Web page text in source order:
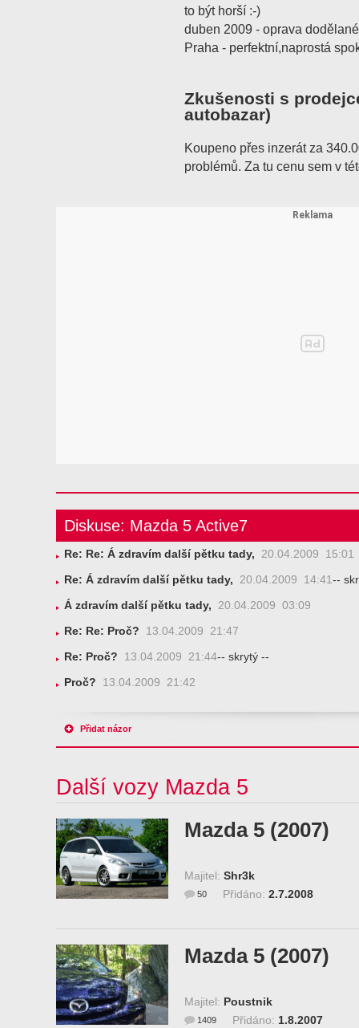
to být horší :-)
duben 2009 - oprava
Praha - perfektní,naprostá
Zkušenosti s
autobazar)
Koupeno přes inzerát za
problémů. Za tu cenu sem v
Diskuse: Mazda 5 Active7
Re: Re: Á zdravím další pětku tady, 20.04.2009 15:01
Re: Á zdravím další pětku tady, 20.04.2009 14:41--
Á zdravím další pětku tady, 20.04.2009 03:09
Re: Re: Proč? 13.04.2009 21:47
Re: Proč? 13.04.2009 21:44-- skrytý --
Proč? 13.04.2009 21:42
Přidat názor
Další vozy Mazda 5
Mazda 5 (2007)
Majitel: Shr3k
Přidáno: 2.7.2008
50
Mazda 5 (2007)
Majitel: Poustnik
Přidáno: 1.8.2007
1409